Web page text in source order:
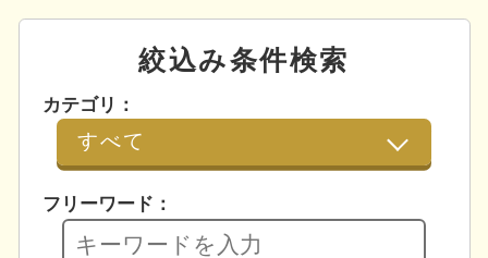
絞込み条件検索
カテゴリ：
フリーワード：